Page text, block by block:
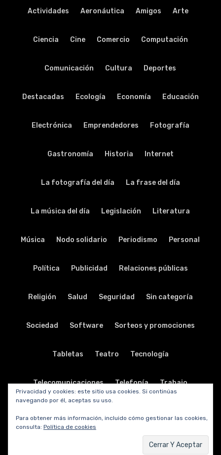
Actividades Aeronáutica Amigos Arte
Ciencia Cine Comercio Computación
Comunicación Cultura Deportes
Destacadas Ecología Economía Educación
Electrónica Emprendedores Fotografía
Gastronomía Historia Internet
La fotografía del día La frase del día
La música del día Legislación Literatura
Música Nodo solidario Periodismo Personal
Política Publicidad Relaciones públicas
Religión Salud Seguridad Sin categoría
Sociedad Software Sorteos y promociones
Tabletas Teatro Tecnología
Telecomunicaciones Telefonía Trabajo
Privacidad y cookies: este sitio usa cookies. Si continúas
navegando por él, aceptas su uso.
Para obtener más información, incluido cómo gestionar las cookies,
consulta: Política de cookies